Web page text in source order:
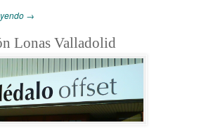
→
Lonas Valladolid